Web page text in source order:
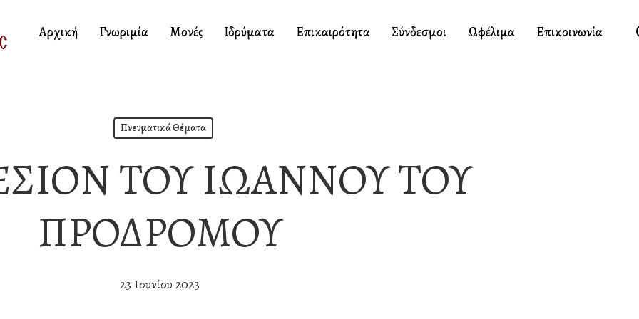
Αρχική Γνωριμία Μονές Ιδρύματα Επικαιρότητα Σύνδεσμοι Ωφέλιμα Επικοινωνία
Πνευματικά Θέματα
ΤΟΥ ΙΩΑΝΝΟΥ ΤΟΥ
ΠΡΟΔΡΟΜΟΥ
23 Ιουνίου 2023